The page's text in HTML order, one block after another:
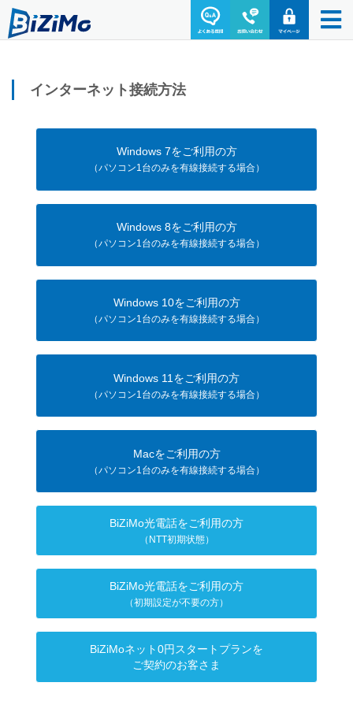
インターネット接続方法
Windows 7をご利用の方
（パソコン1台のみを有線接続する場合）
Windows 8をご利用の方
（パソコン1台のみを有線接続する場合）
Windows 10をご利用の方
（パソコン1台のみを有線接続する場合）
Windows 11をご利用の方
（パソコン1台のみを有線接続する場合）
Macをご利用の方
（パソコン1台のみを有線接続する場合）
BiZiMo光電話をご利用の方
（NTT初期状態）
BiZiMo光電話をご利用の方
（初期設定が不要の方）
BiZiMoネット0円スタートプランを
ご契約のお客さま